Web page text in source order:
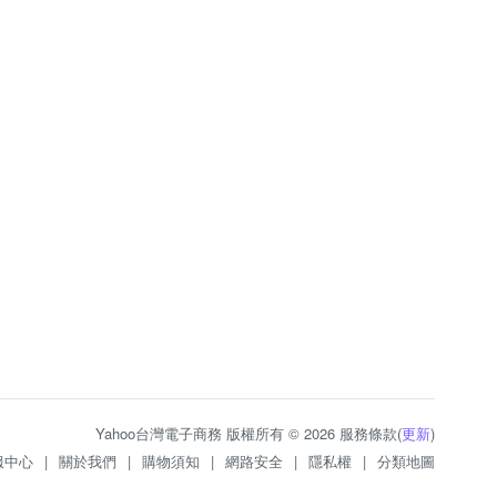
Yahoo台灣電子商務 版權所有 © 2026 服務條款(更新)
中心 | 關於我們 | 購物須知 | 網路安全 | 隱私權 | 分類地圖